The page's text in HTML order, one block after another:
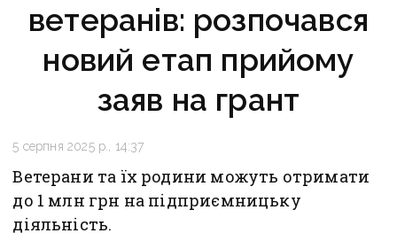
ветеранів: розпочався
новий етап прийому
заяв на грант
5 серпня 2025 р., 14:37
Ветерани та їх родини можуть отримати
до 1 млн грн на підприємницьку
діяльність.